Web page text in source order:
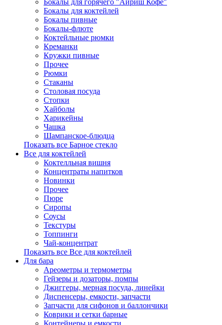
Бокалы для горячего "Айриш Кофе"
Бокалы для коктейлей
Бокалы пивные
Бокалы-флюте
Коктейльные рюмки
Креманки
Кружки пивные
Прочее
Рюмки
Стаканы
Столовая посуда
Стопки
Хайболы
Харикейны
Чашка
Шампанское-блюдца
Показать все Барное стекло
Все для коктейлей
Коктелльная вишня
Концентраты напитков
Новинки
Прочее
Пюре
Сиропы
Соусы
Текстуры
Топпинги
Чай-концентрат
Показать все Все для коктейлей
Для бара
Ареометры и термометры
Гейзеры и дозаторы, помпы
Джиггеры, мерная посуда, линейки
Диспенсеры, емкости, запчасти
Запчасти для сифонов и баллончики
Коврики и сетки барные
Контейнеры и емкости